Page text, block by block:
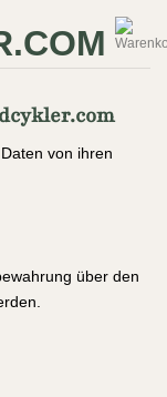
von ihren
über den